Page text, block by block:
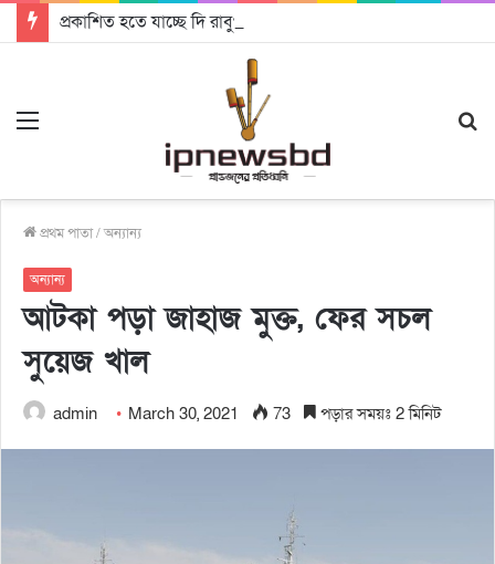
প্রকাশিত হতে যাচ্ছে দি রাবুগার নতুন গান ‘Baljanggi’
প্রথম পাতা/অন্যান্য
অন্যান্য
আটকা পড়া জাহাজ মুক্ত, ফের সচল
সুয়েজ খাল
admin March 30, 2021 73 পড়ার সময়ঃ 2 মিনিট